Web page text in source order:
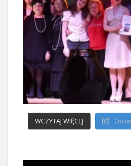
WCZYTAJ WIĘCEJ